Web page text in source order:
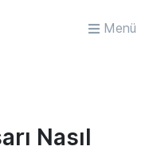
Menü
Nasıl